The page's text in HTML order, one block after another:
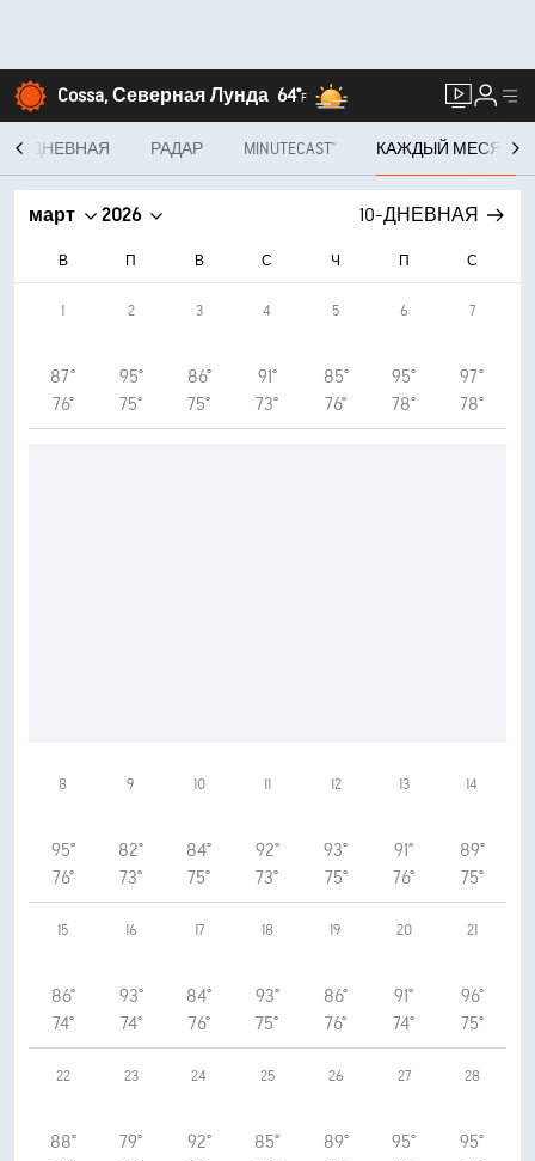
Cossa, Северная Лунда 64°F
10-ДНЕВНАЯ РАДАР MINUTECAST® КАЖДЫЙ МЕСЯЦ
март 2026 10-ДНЕВНАЯ
В П В С Ч П С
1
87°
76°
2
95°
75°
3
86°
75°
4
91°
73°
5
85°
76°
6
95°
78°
7
97°
78°
8
95°
76°
9
82°
73°
10
84°
75°
11
92°
73°
12
93°
75°
13
91°
76°
14
89°
75°
15
86°
74°
16
93°
74°
17
84°
76°
18
93°
75°
19
86°
76°
20
91°
74°
21
96°
75°
22
88°
23
79°
24
92°
25
85°
26
89°
27
95°
28
95°